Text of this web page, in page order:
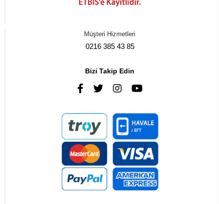
Müşteri Hizmetleri
0216 385 43 85
Bizi Takip Edin